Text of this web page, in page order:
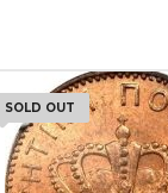
SOLD OUT